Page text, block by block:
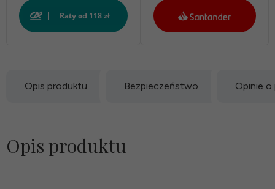
Opis produktu Bezpieczeństwo Opinie o
Opis produktu